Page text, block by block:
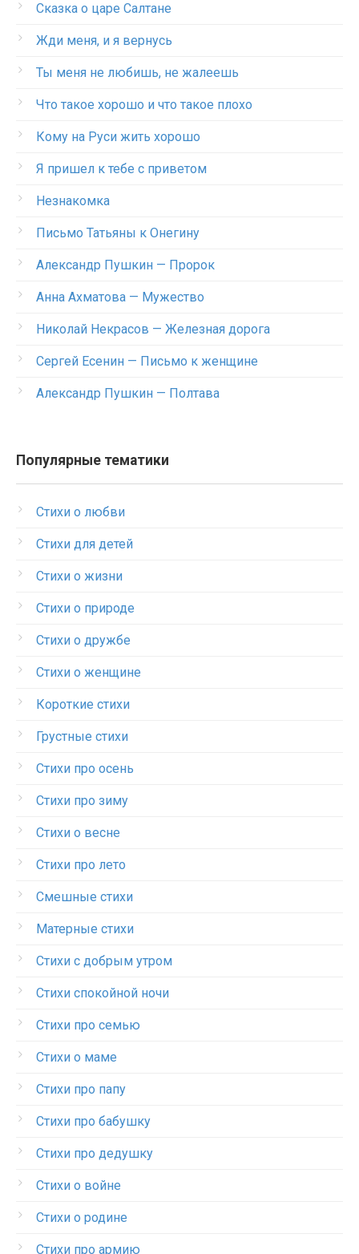
Сказка о царе Салтане
Жди меня, и я вернусь
Ты меня не любишь, не жалеешь
Что такое хорошо и что такое плохо
Кому на Руси жить хорошо
Я пришел к тебе с приветом
Незнакомка
Письмо Татьяны к Онегину
Александр Пушкин — Пророк
Анна Ахматова — Мужество
Николай Некрасов — Железная дорога
Сергей Есенин — Письмо к женщине
Александр Пушкин — Полтава
Популярные тематики
Стихи о любви
Стихи для детей
Стихи о жизни
Стихи о природе
Стихи о дружбе
Стихи о женщине
Короткие стихи
Грустные стихи
Стихи про осень
Стихи про зиму
Стихи о весне
Стихи про лето
Смешные стихи
Матерные стихи
Стихи с добрым утром
Стихи спокойной ночи
Стихи про семью
Стихи о маме
Стихи про папу
Стихи про бабушку
Стихи про дедушку
Стихи о войне
Стихи о родине
Стихи про армию